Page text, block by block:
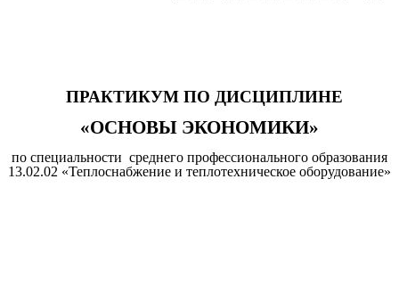
ПРАКТИКУМ ПО ДИСЦИПЛИНЕ
«ОСНОВЫ ЭКОНОМИКИ»
по специальности среднего профессионального образования
13.02.02 «Теплоснабжение и теплотехническое оборудование»